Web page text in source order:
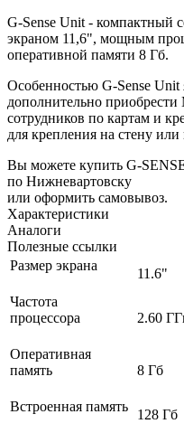
G-Sense Unit - компактный
экраном 11,6", мощным
оперативной памяти 8 Гб.
Особенностью G-Sense Unit
дополнительно
сотрудников по картам и
для крепления на стену
Вы можете купить G-
по Нижневартовску
или оформить самовывоз.
Характеристики
Аналоги
Полезные ссылки
Размер экрана
11.6"
Частота
процессора
2.60
Оперативная
память
8 Гб
Встроенная память
128 Гб